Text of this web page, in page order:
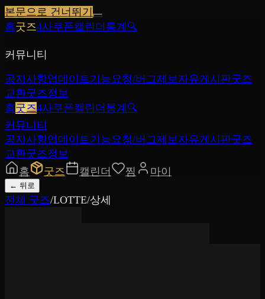
본문으로 건너뛰기
홈굿즈4사쿠폰캘린더 통계 🔍
커뮤니티
공지사항업데이트기능요청/버그제보자유게시판굿즈
교환굿즈정보
홈굿즈4사쿠폰캘린더 통계 🔍
커뮤니티
공지사항업데이트기능요청/버그제보자유게시판굿즈
교환굿즈정보
홈
굿즈 캘린더 찜 마이
← 뒤로
전체 굿즈/LOTTE/상세